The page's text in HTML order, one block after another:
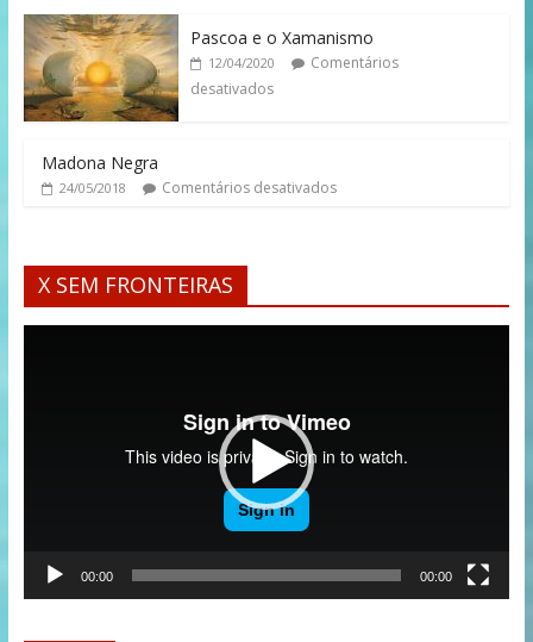
Pascoa e o Xamanismo
12/04/2020
Comentários
desativados
Madona Negra
24/05/2018 Comentários desativados
X SEM FRONTEIRAS
00:00 00:00